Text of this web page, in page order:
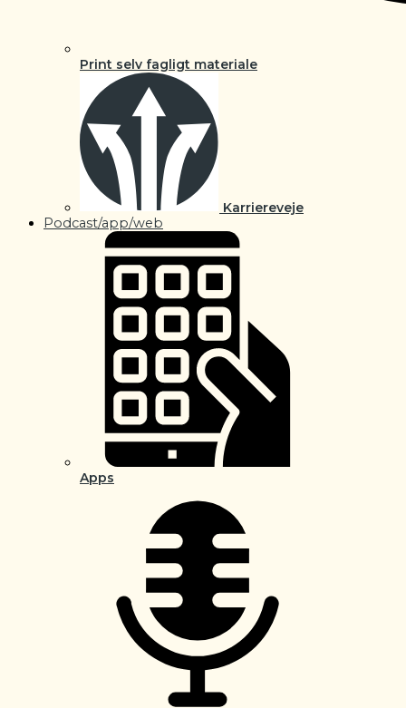
Print selv fagligt materiale
Karriereveje
Podcast/app/web
Apps